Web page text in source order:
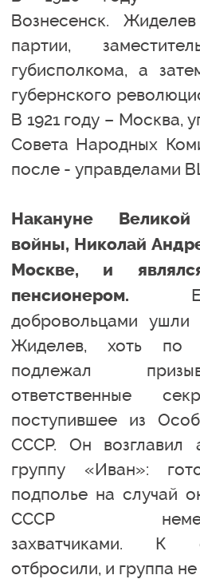
Вознесенск.
партии,
губисполкома, а
губернского
В 1921 году – Москва,
Совета Народных
после - управделами
Накануне Великой
войны, Николай
Москве, и
пенсионером.
добровольцами
Жиделев, хоть по
подлежал
ответственные
поступившее из
СССР. Он возглавил
группу «Иван»:
подполье на случай
СССР немецко-
захватчиками. К
отбросили, и группа